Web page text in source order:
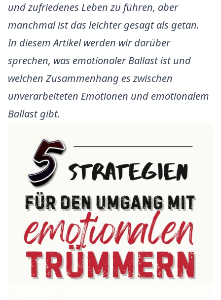
und zufriedenes Leben zu führen, aber
manchmal ist das leichter gesagt als getan.
In diesem Artikel werden wir darüber
sprechen, was emotionaler Ballast ist und
welchen Zusammenhang es zwischen
unverarbeiteten Emotionen und emotionalem
Ballast gibt.